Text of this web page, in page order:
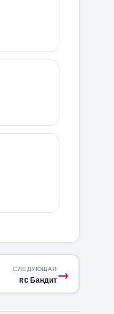
→
СЛЕДУЮЩАЯ
RC Бандит